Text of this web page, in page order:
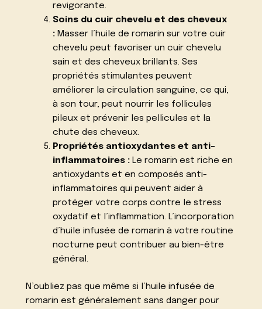
revigorante.
Soins du cuir chevelu et des cheveux
:Masser l’huile de romarin sur votre cuir
chevelu peut favoriser un cuir chevelu
sain et des cheveux brillants. Ses
propriétés stimulantes peuvent
améliorer la circulation sanguine, ce qui,
à son tour, peut nourrir les follicules
pileux et prévenir les pellicules et la
chute des cheveux.
Propriétés antioxydantes et anti-
inflammatoires :Le romarin est riche en
antioxydants et en composés anti-
inflammatoires qui peuvent aider à
protéger votre corps contre le stress
oxydatif et l’inflammation. L’incorporation
d’huile infusée de romarin à votre routine
nocturne peut contribuer au bien-être
général.
N’oubliez pas que même si l’huile infusée de
romarin est généralement sans danger pour